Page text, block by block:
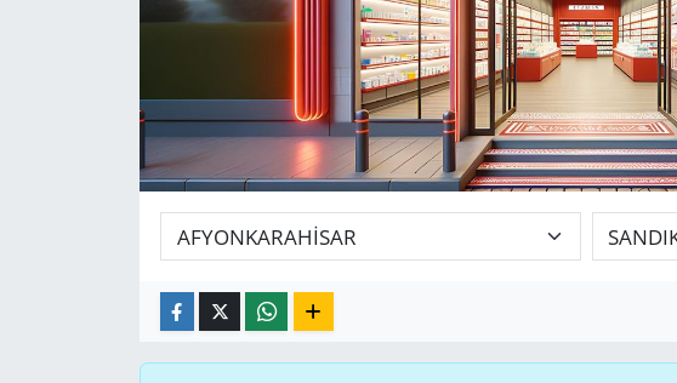
HABERDE İNSAN
KÜLTÜR SANAT
POLİTİKA